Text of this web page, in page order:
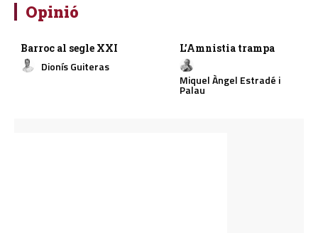
Opinió
Barroc al segle XXI
Dionís Guiteras
L’Amnistia trampa
Miquel Àngel Estradé i
Palau